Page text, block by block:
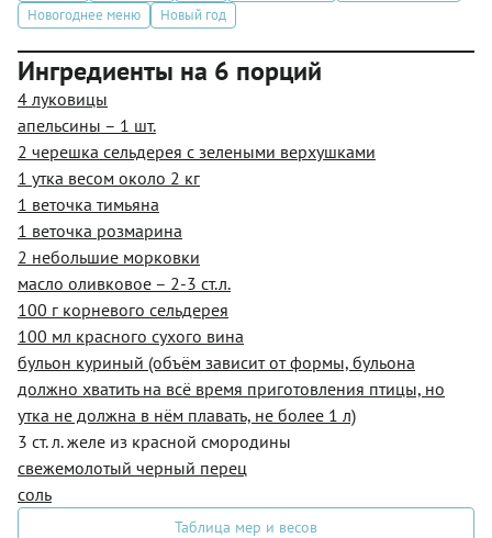
Новогоднее меню
Новый год
Ингредиенты на 6 порций
4 луковицы
апельсины – 1 шт.
2 черешка сельдерея с зелеными верхушками
1 утка весом около 2 кг
1 веточка тимьяна
1 веточка розмарина
2 небольшие морковки
масло оливковое – 2-3 ст.л.
100 г корневого сельдерея
100 мл красного сухого вина
бульон куриный (объём зависит от формы, бульона
должно хватить на всё время приготовления птицы, но
утка не должна в нём плавать, не более 1 л)
3 ст. л. желе из красной смородины
свежемолотый черный перец
соль
Таблица мер и весов